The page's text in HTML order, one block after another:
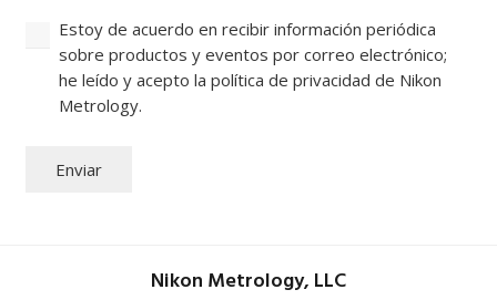
Estoy de acuerdo en recibir información periódica
sobre productos y eventos por correo electrónico;
he leído y acepto la política de privacidad de Nikon
Metrology.
Enviar
Nikon Metrology, LLC